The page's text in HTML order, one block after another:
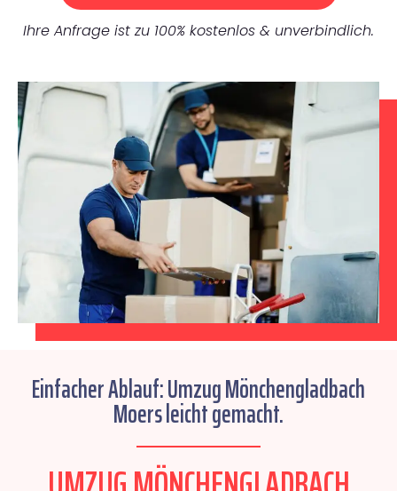
Ihre Anfrage ist zu 100% kostenlos & unverbindlich.
Einfacher Ablauf: Umzug Mönchengladbach
Moers leicht gemacht.